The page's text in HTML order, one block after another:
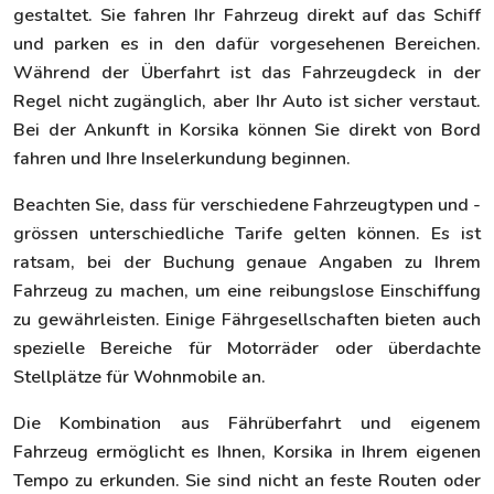
gestaltet. Sie fahren Ihr Fahrzeug direkt auf das Schiff
und parken es in den dafür vorgesehenen Bereichen.
Während der Überfahrt ist das Fahrzeugdeck in der
Regel nicht zugänglich, aber Ihr Auto ist sicher verstaut.
Bei der Ankunft in Korsika können Sie direkt von Bord
fahren und Ihre Inselerkundung beginnen.
Beachten Sie, dass für verschiedene Fahrzeugtypen und -
grössen unterschiedliche Tarife gelten können. Es ist
ratsam, bei der Buchung genaue Angaben zu Ihrem
Fahrzeug zu machen, um eine reibungslose Einschiffung
zu gewährleisten. Einige Fährgesellschaften bieten auch
spezielle Bereiche für Motorräder oder überdachte
Stellplätze für Wohnmobile an.
Die Kombination aus Fährüberfahrt und eigenem
Fahrzeug ermöglicht es Ihnen, Korsika in Ihrem eigenen
Tempo zu erkunden. Sie sind nicht an feste Routen oder